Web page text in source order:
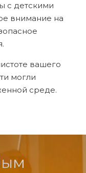
с детскими
внимание на
вашего
могли
среде.